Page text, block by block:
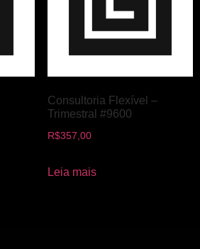
Consultoria Flexível –
Trimestral #9600
R$357,00
Leia mais